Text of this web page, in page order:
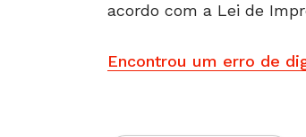
acordo com a Lei de
Encontrou um erro de